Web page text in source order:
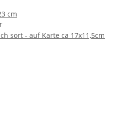
cm